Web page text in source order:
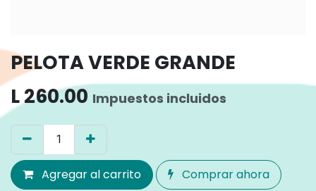
PELOTA VERDE GRANDE
L260.00 Impuestos incluidos
Agregar al carrito Comprar ahora